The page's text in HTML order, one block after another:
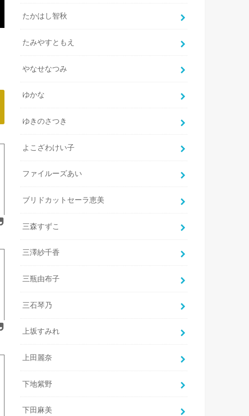
たかはし智秋
たみやすともえ
やなせなつみ
ゆかな
ゆきのさつき
よこざわけい子
ファイルーズあい
ブリドカットセーラ恵美
三森すずこ
三澤紗千香
三瓶由布子
三石琴乃
上坂すみれ
上田麗奈
下地紫野
下田麻美